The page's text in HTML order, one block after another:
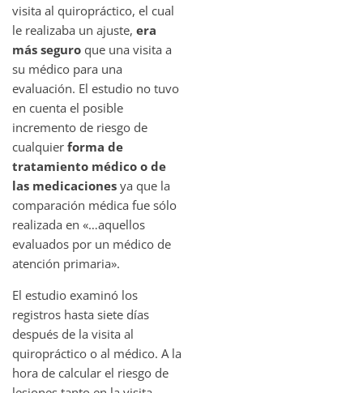
visita al quiropráctico, el cual
le realizaba un ajuste, era
más seguro que una visita a
su médico para una
evaluación. El estudio no tuvo
en cuenta el posible
incremento de riesgo de
cualquier forma de
tratamiento médico o de
las medicaciones ya que la
comparación médica fue sólo
realizada en «…aquellos
evaluados por un médico de
atención primaria».
El estudio examinó los
registros hasta siete días
después de la visita al
quiropráctico o al médico. A la
hora de calcular el riesgo de